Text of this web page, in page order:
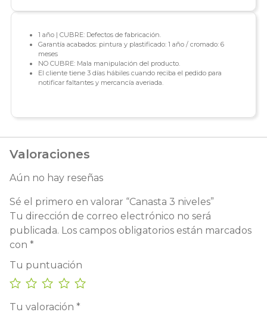
1 año | CUBRE: Defectos de fabricación.
Garantía acabados: pintura y plastificado: 1 año / cromado: 6
meses
NO CUBRE: Mala manipulación del producto.
El cliente tiene 3 días hábiles cuando reciba el pedido para
notificar faltantes y mercancía averiada.
Valoraciones
Aún no hay reseñas
Sé el primero en valorar “Canasta 3 niveles”
Tu dirección de correo electrónico no será
publicada. Los campos obligatorios están marcados
con *
Tu puntuación
Tu valoración *